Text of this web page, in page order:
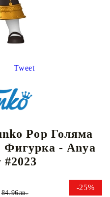
Tweet
Pop Голяма
Фигурка - Anya
-25%
84.96лв.